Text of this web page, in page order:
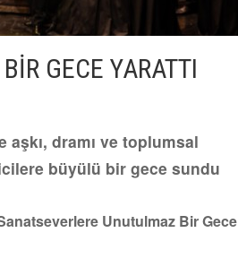
GECE YARATTI
dramı ve toplumsal
büyülü bir gece sundu
Unutulmaz Bir Gece